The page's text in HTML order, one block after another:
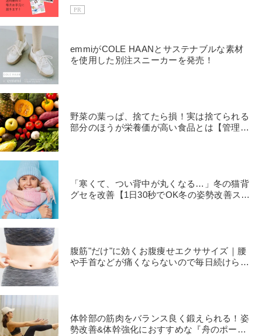
PR
emmiがCOLE HAANとサステナブルな素材
を使用した別注スニーカーを発売！
野菜の葉っぱ、捨てたら損！実は捨てられる
部分のほうが栄養価が高い食品とは【管理栄
「寒くて、つい背中が丸くなる…」冬の猫背
グセを改善【1日30秒でOK冬の姿勢改善スト
腹筋"だけ"に効くお腹痩せエクササイズ｜腰
や手首などが痛くならないので毎日続けられ
体幹部の筋肉をバランス良く鍛えられる！姿
勢改善&体幹強化におすすめな『舟のポー